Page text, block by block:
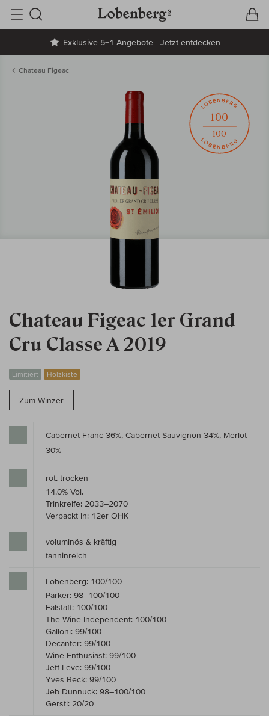
Exklusive 5+1 Angebote Jetzt entdecken
Suche
Chateau Figeac
Chateau Figeac 1er Grand
Cru Classe A 2019
Limitiert Holzkiste
Zum Winzer
100
100
Cabernet Franc 36%, Cabernet Sauvignon 34%, Merlot
30%
rot, trocken
14,0% Vol.
Trinkreife: 2033–2070
Verpackt in: 12er OHK
voluminös & kräftig
tanninreich
Lobenberg: 100/100
Parker: 98–100/100
Falstaff: 100/100
The Wine Independent: 100/100
Galloni: 99/100
Decanter: 99/100
Wine Enthusiast: 99/100
Jeff Leve: 99/100
Yves Beck: 99/100
Jeb Dunnuck: 98–100/100
Gerstl: 20/20